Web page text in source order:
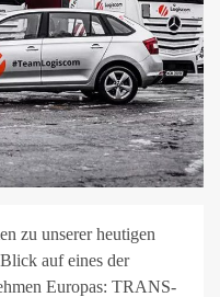
zu unserer heutigen
auf eines der
Europas: TRANS-